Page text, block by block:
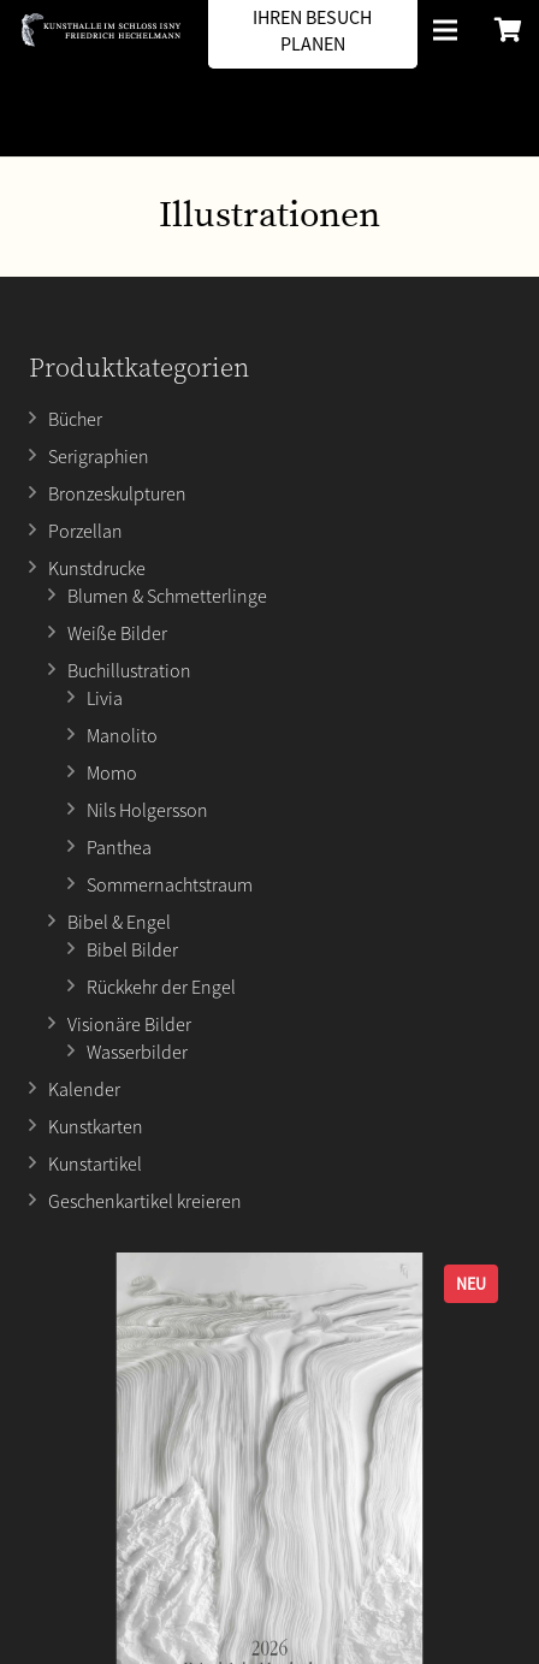
IHREN BESUCH
PLANEN
Illustrationen
Produktkategorien
Bücher
Serigraphien
Bronzeskulpturen
Porzellan
Kunstdrucke
Blumen & Schmetterlinge
Weiße Bilder
Buchillustration
Livia
Manolito
Momo
Nils Holgersson
Panthea
Sommernachtstraum
Bibel & Engel
Bibel Bilder
Rückkehr der Engel
Visionäre Bilder
Wasserbilder
Kalender
Kunstkarten
Kunstartikel
Geschenkartikel kreieren